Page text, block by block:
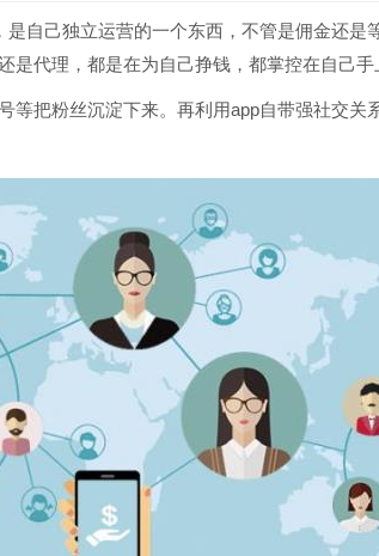
己独立运营的一个东西，不管是佣金还是
代理，都是在为自己挣钱，都掌控在自己手
把粉丝沉淀下来。再利用app自带强社交关